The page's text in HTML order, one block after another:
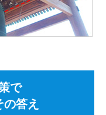
で
答え